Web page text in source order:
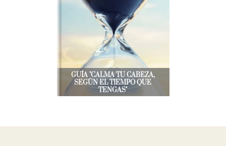
GUÍA "CALMA TU CABEZA,
SEGÚN EL TIEMPO QUE
TENGAS"